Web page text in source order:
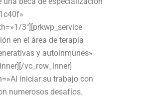
3″][prkwp_service
en el área de terapia
y autoinmunes»
vc_row_inner]
iniciar su trabajo con
numerosos desafíos.